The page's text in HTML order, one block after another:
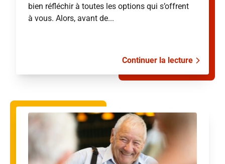
bien réfléchir à toutes les options qui s’offrent
à vous. Alors, avant de...
Continuer la lecture